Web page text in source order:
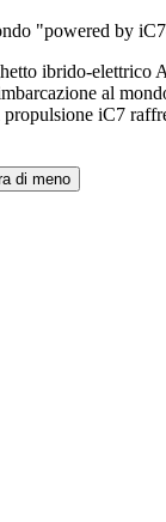
"powered by
ibrido-elettrico
al
iC7
di meno